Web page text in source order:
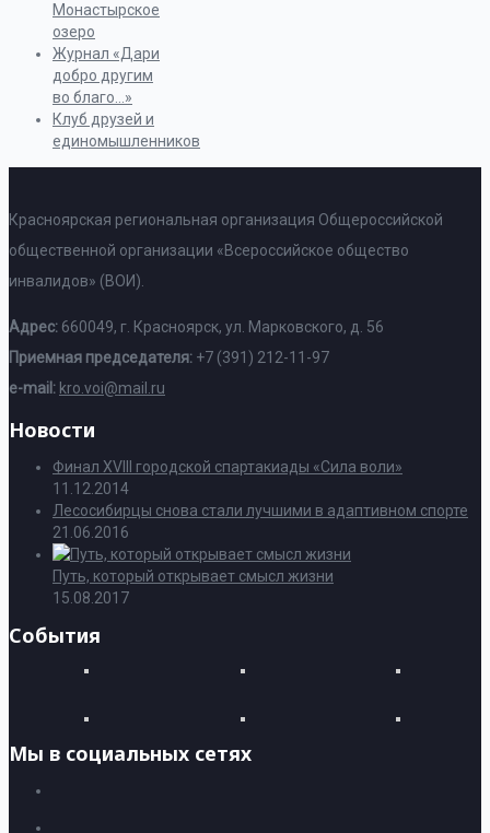
Монастырское
озеро
Журнал «Дари
добро другим
во благо…»
Клуб друзей и
единомышленников
Красноярская региональная организация Общероссийской
общественной организации «Всероссийское общество
инвалидов» (ВОИ).
Адрес: 660049, г. Красноярск, ул. Марковского, д. 56
Приемная председателя: +7 (391) 212-11-97
e-mail: kro.voi@mail.ru
Новости
Финал XVIII городской спартакиады «Сила воли»
11.12.2014
Лесосибирцы снова стали лучшими в адаптивном спорте
21.06.2016
Путь, который открывает смысл жизни
15.08.2017
События
Мы в социальных сетях